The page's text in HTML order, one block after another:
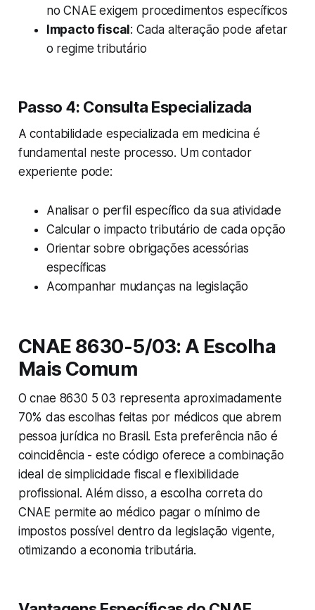
no CNAE exigem procedimentos específicos
Impacto fiscal : Cada alteração pode afetar
o regime tributário
Passo 4: Consulta Especializada
A contabilidade especializada em medicina é
fundamental neste processo. Um contador
experiente pode:
Analisar o perfil específico da sua atividade
Calcular o impacto tributário de cada opção
Orientar sobre obrigações acessórias
específicas
Acompanhar mudanças na legislação
CNAE 8630-5/03: A Escolha
Mais Comum
O cnae 8630 5 03 representa aproximadamente
70% das escolhas feitas por médicos que abrem
pessoa jurídica no Brasil. Esta preferência não é
coincidência - este código oferece a combinação
ideal de simplicidade fiscal e flexibilidade
profissional. Além disso, a escolha correta do
CNAE permite ao médico pagar o mínimo de
impostos possível dentro da legislação vigente,
otimizando a economia tributária.